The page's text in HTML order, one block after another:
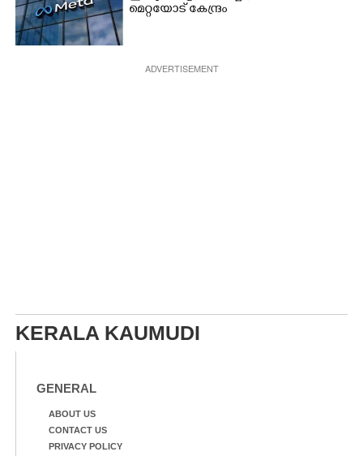
മെറ്റയോട് കേന്ദ്രം
ADVERTISEMENT
KERALA KAUMUDI
GENERAL
ABOUT US
CONTACT US
PRIVACY POLICY